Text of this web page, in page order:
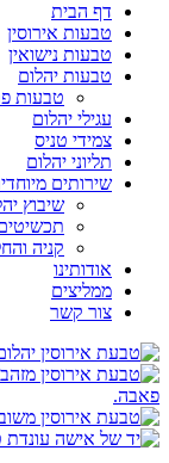
דף הבית
טבעות אירוסין
טבעות נישואין
טבעות יהלום
טבעות
עגילי יהלום
צמידי טניס
תליוני יהלום
שירותים
שיבוץ
קניה
אודותינו
ממליצים
צור קשר